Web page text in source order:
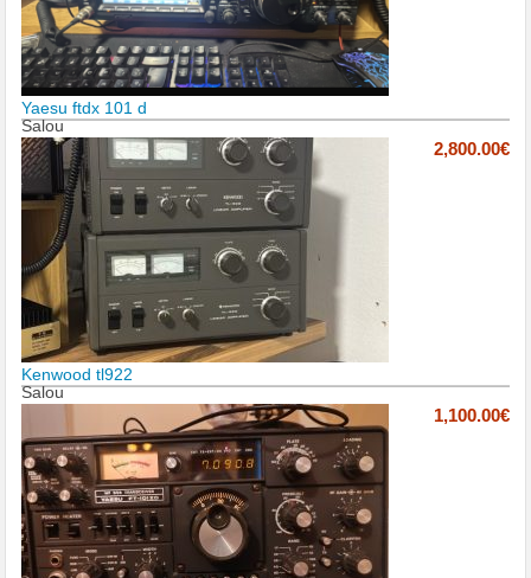
Yaesu ftdx 101 d
Salou
2,800.00€
Kenwood tl922
Salou
1,100.00€